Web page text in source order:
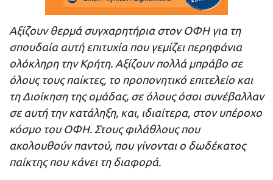
Αξίζουν θερμά συγχαρητήρια στον ΟΦΗ για τη
σπουδαία αυτή επιτυχία που γεμίζει περηφάνια
ολόκληρη την Κρήτη. Αξίζουν πολλά μπράβο σε
όλους τους παίκτες, το προπονητικό επιτελείο και
τη Διοίκηση της ομάδας, σε όλους όσοι συνέβαλλαν
σε αυτή την κατάληξη, και, ιδιαίτερα, στον υπέροχο
κόσμο του ΟΦΗ. Στους φιλάθλους που
ακολουθούν παντού, που γίνονται ο δωδέκατος
παίκτης που κάνει τη διαφορά.